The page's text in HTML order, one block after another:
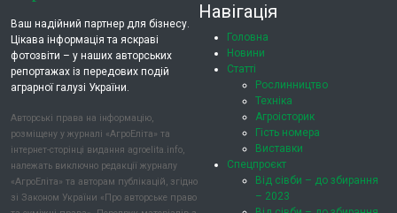
Ваш надійний партнер для бізнесу.
Цікава інформація та яскраві
фотозвіти – у наших авторських
репортажах із передових подій
аграрної галузі України.
Авторські права на інформацію,
розміщену у журналі «АгроЕліта» та
інтернет-сторінці видання agroelita.info,
належать виключно редакції журналу
«АгроЕліта» та авторам публікацій, згідно
зі Законом України «Про авторське право
Навігація
Головна
Новини
Статті
Рослинництво
Техніка
Агроісторик
Гість номера
Виставки
Спецпроєкт
Від сівби – до збирання
– 2023